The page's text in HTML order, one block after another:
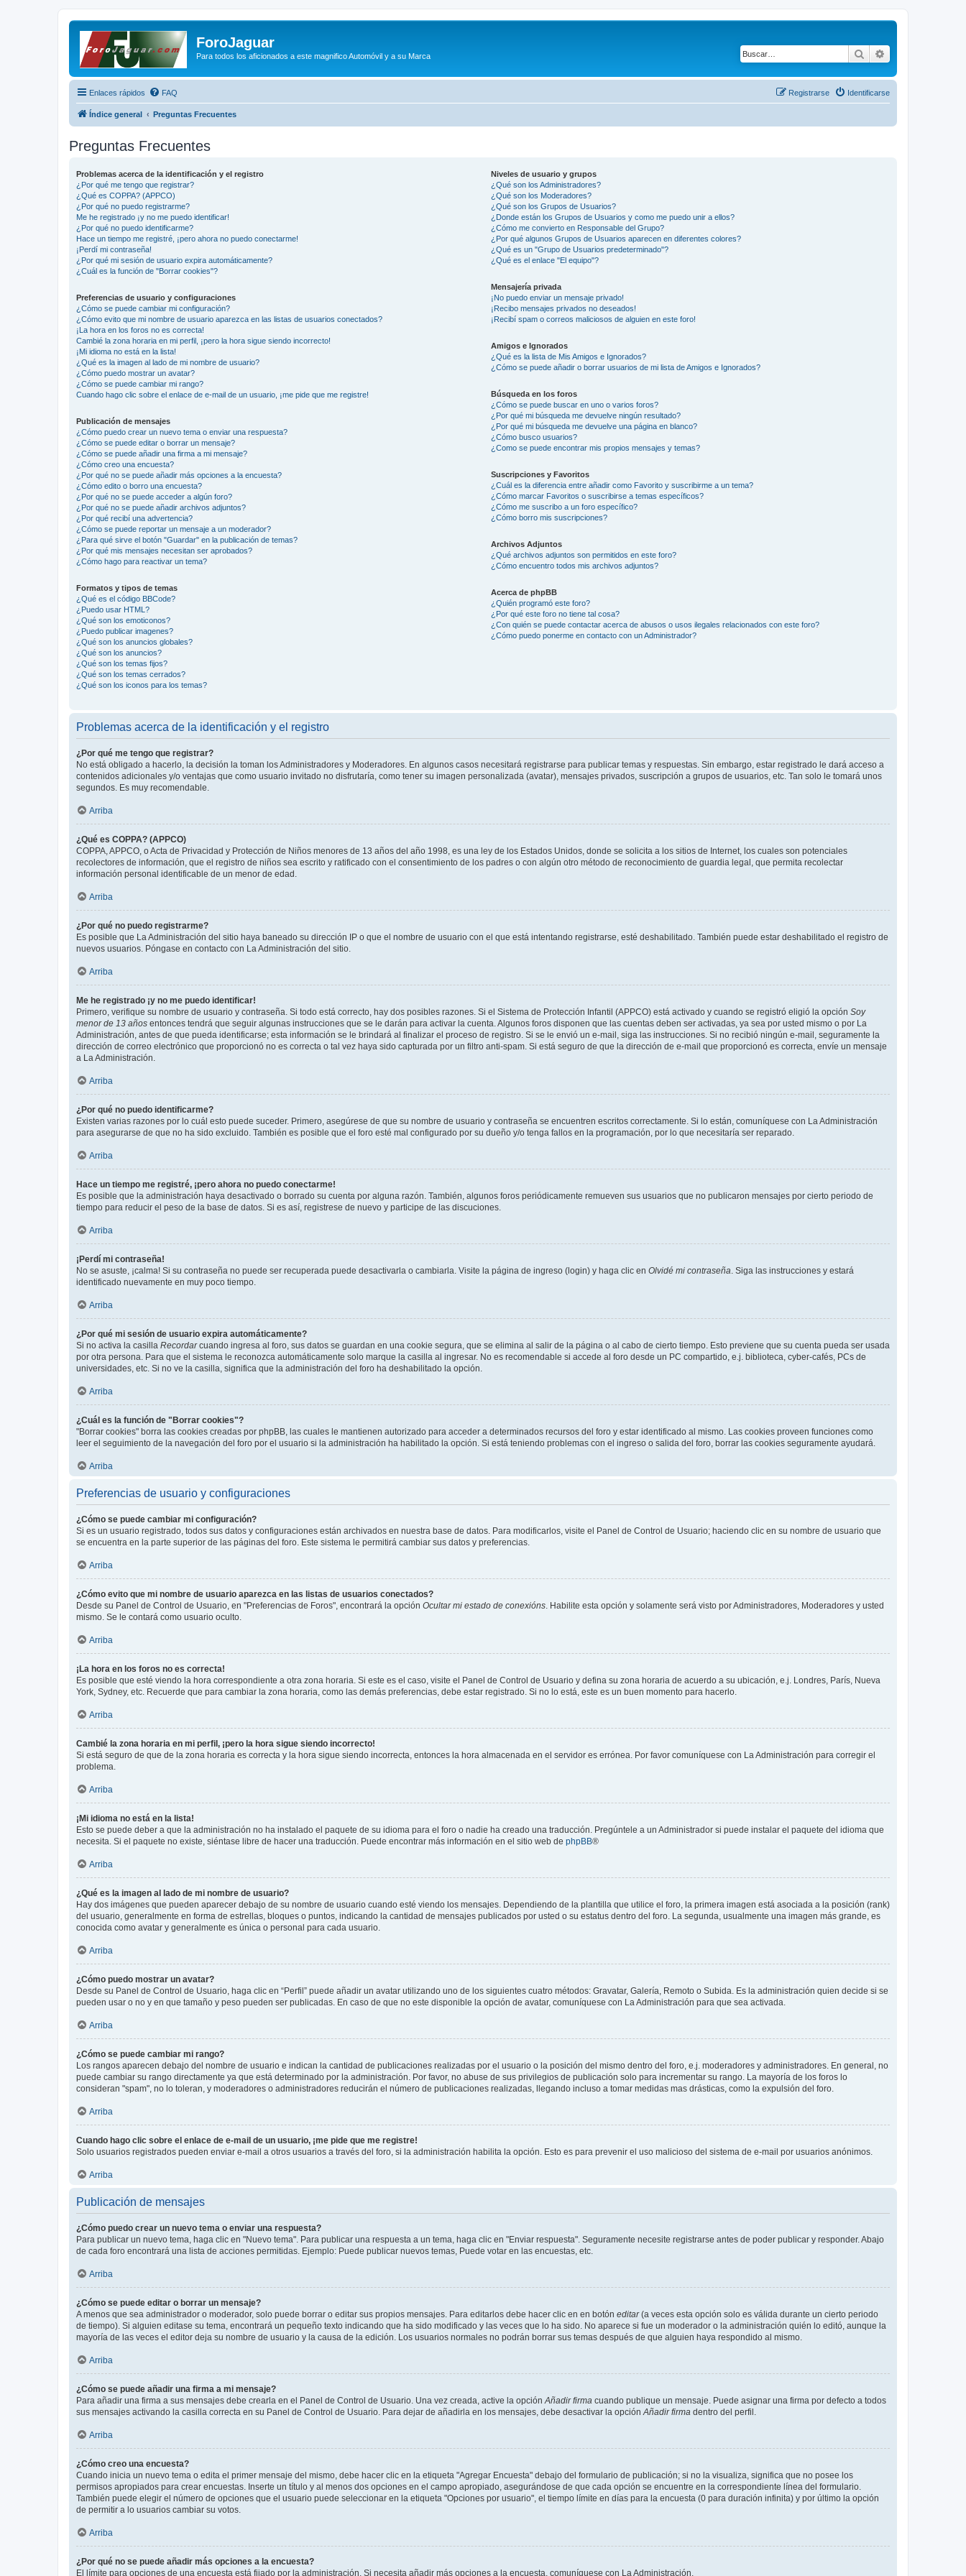
ForoJaguar
Para todos los aficionados a este magnifico Automóvil y a su Marca Buscar
Enlaces rápidos FAQ Identificarse
Registrarse
Índice general Preguntas Frecuentes
Preguntas Frecuentes
Problemas acerca de la identificación y el registro
¿Por qué me tengo que registrar?
¿Qué es COPPA? (APPCO)
¿Por qué no puedo registrarme?
Me he registrado ¡y no me puedo identificar!
¿Por qué no puedo identificarme?
Hace un tiempo me registré, ¡pero ahora no puedo conectarme!
¡Perdí mi contraseña!
¿Por qué mi sesión de usuario expira automáticamente?
¿Cuál es la función de "Borrar cookies"?
Preferencias de usuario y configuraciones
¿Cómo se puede cambiar mi configuración?
¿Cómo evito que mi nombre de usuario aparezca en las listas de usuarios conectados?
¡La hora en los foros no es correcta!
Cambié la zona horaria en mi perfil, ¡pero la hora sigue siendo incorrecto!
¡Mi idioma no está en la lista!
¿Qué es la imagen al lado de mi nombre de usuario?
¿Cómo puedo mostrar un avatar?
¿Cómo se puede cambiar mi rango?
Cuando hago clic sobre el enlace de e-mail de un usuario, ¡me pide que me registre!
Publicación de mensajes
¿Cómo puedo crear un nuevo tema o enviar una respuesta?
¿Cómo se puede editar o borrar un mensaje?
¿Cómo se puede añadir una firma a mi mensaje?
¿Cómo creo una encuesta?
¿Por qué no se puede añadir más opciones a la encuesta?
¿Cómo edito o borro una encuesta?
¿Por qué no se puede acceder a algún foro?
¿Por qué no se puede añadir archivos adjuntos?
¿Por qué recibí una advertencia?
¿Cómo se puede reportar un mensaje a un moderador?
¿Para qué sirve el botón "Guardar" en la publicación de temas?
¿Por qué mis mensajes necesitan ser aprobados?
¿Cómo hago para reactivar un tema?
Formatos y tipos de temas
¿Qué es el código BBCode?
¿Puedo usar HTML?
¿Qué son los emoticonos?
¿Puedo publicar imagenes?
¿Qué son los anuncios globales?
¿Qué son los anuncios?
¿Qué son los temas fijos?
¿Qué son los temas cerrados?
¿Qué son los iconos para los temas?
Niveles de usuario y grupos
¿Qué son los Administradores?
¿Qué son los Moderadores?
¿Qué son los Grupos de Usuarios?
¿Donde están los Grupos de Usuarios y como me puedo unir a ellos?
¿Cómo me convierto en Responsable del Grupo?
¿Por qué algunos Grupos de Usuarios aparecen en diferentes colores?
¿Qué es un "Grupo de Usuarios predeterminado"?
¿Qué es el enlace "El equipo"?
Mensajería privada
¡No puedo enviar un mensaje privado!
¡Recibo mensajes privados no deseados!
¡Recibí spam o correos maliciosos de alguien en este foro!
Amigos e Ignorados
¿Qué es la lista de Mis Amigos e Ignorados?
¿Cómo se puede añadir o borrar usuarios de mi lista de Amigos e Ignorados?
Búsqueda en los foros
¿Cómo se puede buscar en uno o varios foros?
¿Por qué mi búsqueda me devuelve ningún resultado?
¿Por qué mi búsqueda me devuelve una página en blanco?
¿Cómo busco usuarios?
¿Como se puede encontrar mis propios mensajes y temas?
Suscripciones y Favoritos
¿Cuál es la diferencia entre añadir como Favorito y suscribirme a un tema?
¿Cómo marcar Favoritos o suscribirse a temas específicos?
¿Cómo me suscribo a un foro específico?
¿Cómo borro mis suscripciones?
Archivos Adjuntos
¿Qué archivos adjuntos son permitidos en este foro?
¿Cómo encuentro todos mis archivos adjuntos?
Acerca de phpBB
¿Quién programó este foro?
¿Por qué este foro no tiene tal cosa?
¿Con quién se puede contactar acerca de abusos o usos ilegales relacionados con este foro?
¿Cómo puedo ponerme en contacto con un Administrador?
Problemas acerca de la identificación y el registro
¿Por qué me tengo que registrar?
No está obligado a hacerlo, la decisión la toman los Administradores y Moderadores. En algunos casos necesitará registrarse para publicar temas y respuestas. Sin embargo, estar registrado le dará acceso a
contenidos adicionales y/o ventajas que como usuario invitado no disfrutaría, como tener su imagen personalizada (avatar), mensajes privados, suscripción a grupos de usuarios, etc. Tan solo le tomará unos
segundos. Es muy recomendable.
Arriba
¿Qué es COPPA? (APPCO)
COPPA, APPCO, o Acta de Privacidad y Protección de Niños menores de 13 años del año 1998, es una ley de los Estados Unidos, donde se solicita a los sitios de Internet, los cuales son potenciales
recolectores de información, que el registro de niños sea escrito y ratificado con el consentimiento de los padres o con algún otro método de reconocimiento de guardia legal, que permita recolectar
información personal identificable de un menor de edad.
Arriba
¿Por qué no puedo registrarme?
Es posible que La Administración del sitio haya baneado su dirección IP o que el nombre de usuario con el que está intentando registrarse, esté deshabilitado. También puede estar deshabilitado el registro de
nuevos usuarios. Póngase en contacto con La Administración del sitio.
Arriba
Me he registrado ¡y no me puedo identificar!
Primero, verifique su nombre de usuario y contraseña. Si todo está correcto, hay dos posibles razones. Si el Sistema de Protección Infantil (APPCO) está activado y cuando se registró eligió la opción Soy
menor de 13 años entonces tendrá que seguir algunas instrucciones que se le darán para activar la cuenta. Algunos foros disponen que las cuentas deben ser activadas, ya sea por usted mismo o por La
Administración, antes de que pueda identificarse; esta información se le brindará al finalizar el proceso de registro. Si se le envió un e-mail, siga las instrucciones. Si no recibió ningún e-mail, seguramente la
dirección de correo electrónico que proporcionó no es correcta o tal vez haya sido capturada por un filtro anti-spam. Si está seguro de que la dirección de e-mail que proporcionó es correcta, envíe un mensaje
a La Administración.
Arriba
¿Por qué no puedo identificarme?
Existen varias razones por lo cuál esto puede suceder. Primero, asegúrese de que su nombre de usuario y contraseña se encuentren escritos correctamente. Si lo están, comuníquese con La Administración
para asegurarse de que no ha sido excluido. También es posible que el foro esté mal configurado por su dueño y/o tenga fallos en la programación, por lo que necesitaría ser reparado.
Arriba
Hace un tiempo me registré, ¡pero ahora no puedo conectarme!
Es posible que la administración haya desactivado o borrado su cuenta por alguna razón. También, algunos foros periódicamente remueven sus usuarios que no publicaron mensajes por cierto periodo de
tiempo para reducir el peso de la base de datos. Si es así, registrese de nuevo y participe de las discuciones.
Arriba
¡Perdí mi contraseña!
No se asuste, ¡calma! Si su contraseña no puede ser recuperada puede desactivarla o cambiarla. Visite la página de ingreso (login) y haga clic en Olvidé mi contraseña . Siga las instrucciones y estará
identificado nuevamente en muy poco tiempo.
Arriba
¿Por qué mi sesión de usuario expira automáticamente?
Si no activa la casilla Recordarcuando ingresa al foro, sus datos se guardan en una cookie segura, que se elimina al salir de la página o al cabo de cierto tiempo. Esto previene que su cuenta pueda ser usada
por otra persona. Para que el sistema le reconozca automáticamente solo marque la casilla al ingresar. No es recomendable si accede al foro desde un PC compartido, e.j. biblioteca, cyber-cafés, PCs de
universidades, etc. Si no ve la casilla, significa que la administración del foro ha deshabilitado la opción.
Arriba
¿Cuál es la función de "Borrar cookies"?
"Borrar cookies" borra las cookies creadas por phpBB, las cuales le mantienen autorizado para acceder a determinados recursos del foro y estar identificado al mismo. Las cookies proveen funciones como
leer el seguimiento de la navegación del foro por el usuario si la administración ha habilitado la opción. Si está teniendo problemas con el ingreso o salida del foro, borrar las cookies seguramente ayudará.
Arriba
Preferencias de usuario y configuraciones
¿Cómo se puede cambiar mi configuración?
Si es un usuario registrado, todos sus datos y configuraciones están archivados en nuestra base de datos. Para modificarlos, visite el Panel de Control de Usuario; haciendo clic en su nombre de usuario que
se encuentra en la parte superior de las páginas del foro. Este sistema le permitirá cambiar sus datos y preferencias.
Arriba
¿Cómo evito que mi nombre de usuario aparezca en las listas de usuarios conectados?
Desde su Panel de Control de Usuario, en "Preferencias de Foros", encontrará la opción Ocultar mi estado de conexións . Habilite esta opción y solamente será visto por Administradores, Moderadores y usted
mismo. Se le contará como usuario oculto.
Arriba
¡La hora en los foros no es correcta!
Es posible que esté viendo la hora correspondiente a otra zona horaria. Si este es el caso, visite el Panel de Control de Usuario y defina su zona horaria de acuerdo a su ubicación, e.j. Londres, París, Nueva
York, Sydney, etc. Recuerde que para cambiar la zona horaria, como las demás preferencias, debe estar registrado. Si no lo está, este es un buen momento para hacerlo.
Arriba
Cambié la zona horaria en mi perfil, ¡pero la hora sigue siendo incorrecto!
Si está seguro de que de la zona horaria es correcta y la hora sigue siendo incorrecta, entonces la hora almacenada en el servidor es errónea. Por favor comuníquese con La Administración para corregir el
problema.
Arriba
¡Mi idioma no está en la lista!
Esto se puede deber a que la administración no ha instalado el paquete de su idioma para el foro o nadie ha creado una traducción. Pregúntele a un Administrador si puede instalar el paquete del idioma que
necesita. Si el paquete no existe, siéntase libre de hacer una traducción. Puede encontrar más información en el sitio web de phpBB®
Arriba
¿Qué es la imagen al lado de mi nombre de usuario?
Hay dos imágenes que pueden aparecer debajo de su nombre de usuario cuando esté viendo los mensajes. Dependiendo de la plantilla que utilice el foro, la primera imagen está asociada a la posición (rank)
del usuario, generalmente en forma de estrellas, bloques o puntos, indicando la cantidad de mensajes publicados por usted o su estatus dentro del foro. La segunda, usualmente una imagen más grande, es
conocida como avatar y generalmente es única o personal para cada usuario.
Arriba
¿Cómo puedo mostrar un avatar?
Desde su Panel de Control de Usuario, haga clic en “Perfil” puede añadir un avatar utilizando uno de los siguientes cuatro métodos: Gravatar, Galería, Remoto o Subida. Es la administración quien decide si se
pueden usar o no y en que tamaño y peso pueden ser publicadas. En caso de que no este disponible la opción de avatar, comuníquese con La Administración para que sea activada.
Arriba
¿Cómo se puede cambiar mi rango?
Los rangos aparecen debajo del nombre de usuario e indican la cantidad de publicaciones realizadas por el usuario o la posición del mismo dentro del foro, e.j. moderadores y administradores. En general, no
puede cambiar su rango directamente ya que está determinado por la administración. Por favor, no abuse de sus privilegios de publicación solo para incrementar su rango. La mayoría de los foros lo
consideran "spam", no lo toleran, y moderadores o administradores reducirán el número de publicaciones realizadas, llegando incluso a tomar medidas mas drásticas, como la expulsión del foro.
Arriba
Cuando hago clic sobre el enlace de e-mail de un usuario, ¡me pide que me registre!
Solo usuarios registrados pueden enviar e-mail a otros usuarios a través del foro, si la administración habilita la opción. Esto es para prevenir el uso malicioso del sistema de e-mail por usuarios anónimos.
Arriba
Publicación de mensajes
¿Cómo puedo crear un nuevo tema o enviar una respuesta?
Para publicar un nuevo tema, haga clic en "Nuevo tema". Para publicar una respuesta a un tema, haga clic en "Enviar respuesta". Seguramente necesite registrarse antes de poder publicar y responder. Abajo
de cada foro encontrará una lista de acciones permitidas. Ejemplo: Puede publicar nuevos temas, Puede votar en las encuestas, etc.
Arriba
¿Cómo se puede editar o borrar un mensaje?
A menos que sea administrador o moderador, solo puede borrar o editar sus propios mensajes. Para editarlos debe hacer clic en en botón editar(a veces esta opción solo es válida durante un cierto periodo
de tiempo). Si alguien editase su tema, encontrará un pequeño texto indicando que ha sido modificado y las veces que lo ha sido. No aparece si fue un moderador o la administración quién lo editó, aunque la
mayoría de las veces el editor deja su nombre de usuario y la causa de la edición. Los usuarios normales no podrán borrar sus temas después de que alguien haya respondido al mismo.
Arriba
¿Cómo se puede añadir una firma a mi mensaje?
Para añadir una firma a sus mensajes debe crearla en el Panel de Control de Usuario. Una vez creada, active la opción Añadir firma cuando publique un mensaje. Puede asignar una firma por defecto a todos
sus mensajes activando la casilla correcta en su Panel de Control de Usuario. Para dejar de añadirla en los mensajes, debe desactivar la opción Añadir firma dentro del perfil.
Arriba
¿Cómo creo una encuesta?
Cuando inicia un nuevo tema o edita el primer mensaje del mismo, debe hacer clic en la etiqueta "Agregar Encuesta" debajo del formulario de publicación; si no la visualiza, significa que no posee los
permisos apropiados para crear encuestas. Inserte un título y al menos dos opciones en el campo apropiado, asegurándose de que cada opción se encuentre en la correspondiente línea del formulario.
También puede elegir el número de opciones que el usuario puede seleccionar en la etiqueta "Opciones por usuario", el tiempo límite en días para la encuesta (0 para duración infinita) y por último la opción
de permitir a lo usuarios cambiar su votos.
Arriba
¿Por qué no se puede añadir más opciones a la encuesta?
El límite para opciones de una encuesta está fijado por la administración. Si necesita añadir más opciones a la encuesta, comuníquese con La Administración.